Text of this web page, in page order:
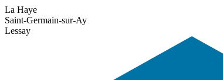
La Haye
Saint-Germain-sur-Ay
Lessay